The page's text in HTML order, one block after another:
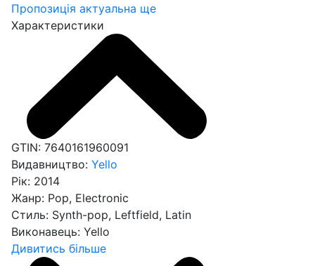
Пропозиція актуальна ще
Характеристики
GTIN: 7640161960091
Видавництво: Yello
Рік: 2014
Жанр: Pop, Electronic
Стиль: Synth-pop, Leftfield, Latin
Виконавець: Yello
Дивитись більше